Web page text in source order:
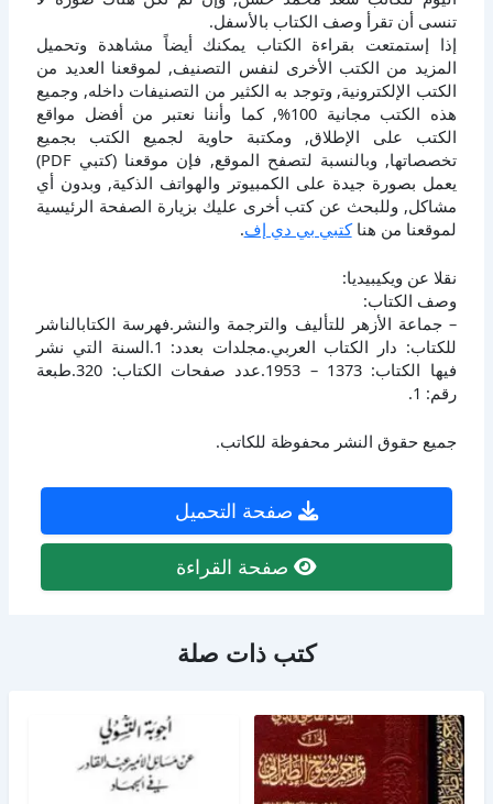
تنسى أن تقرأ وصف الكتاب بالأسفل.
إذا إستمتعت بقراءة الكتاب يمكنك أيضاً مشاهدة وتحميل
المزيد من الكتب الأخرى لنفس التصنيف, لموقعنا العديد من
الكتب الإلكترونية, وتوجد به الكثير من التصنيفات داخله, وجميع
هذه الكتب مجانية 100%, كما وأننا نعتبر من أفضل مواقع
الكتب على الإطلاق, ومكتبة حاوية لجميع الكتب بجميع
تخصصاتها, وبالنسبة لتصفح الموقع, فإن موقعنا (كتبي PDF)
يعمل بصورة جيدة على الكمبيوتر والهواتف الذكية, وبدون أي
مشاكل, وللبحث عن كتب أخرى عليك بزيارة الصفحة الرئيسية
لموقعنا من هناكتبي بي دي إف.
نقلا عن ويكيبيديا:
وصف الكتاب:
– جماعة الأزهر للتأليف والترجمة والنشر.فهرسة الكتابالناشر
للكتاب: دار الكتاب العربي.مجلدات بعدد: 1.السنة التي نشر
فيها الكتاب: 1373 – 1953.عدد صفحات الكتاب: 320.طبعة
رقم: 1.
جميع حقوق النشر محفوظة للكاتب.
صفحة التحميل
صفحة القراءة
كتب ذات صلة